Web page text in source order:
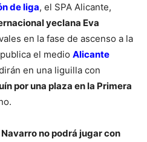
de liga, el SPA Alicante,
yeclana Eva
en la fase de ascenso a la
el medio Alicante
en una liguilla con
por una plaza en la Primera
Navarro no podrá jugar con